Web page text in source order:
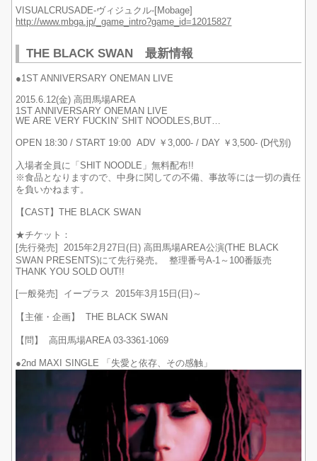
VISUALCRUSADE-ヴィジュクル-[Mobage]
http://www.mbga.jp/_game_intro?game_id=12015827
THE BLACK SWAN 最新情報
●1ST ANNIVERSARY ONEMAN LIVE
2015.6.12(金) 高田馬場AREA
1ST ANNIVERSARY ONEMAN LIVE
WE ARE VERY FUCKIN’ SHIT NOODLES,BUT…
OPEN 18:30 / START 19:00 ADV ￥3,000- / DAY ￥3,500- (D代別)
入場者全員に「SHIT NOODLE」無料配布!!
※食品となりますので、中身に関しての不備、事故等には一切の責任
を負いかねます。
【CAST】THE BLACK SWAN
★チケット：
[先行発売] 2015年2月27日(日) 高田馬場AREA公演(THE BLACK
SWAN PRESENTS)にて先行発売。 整理番号A-1～100番販売
THANK YOU SOLD OUT!!
[一般発売] イープラス 2015年3月15日(日)～
【主催・企画】 THE BLACK SWAN
【問】 高田馬場AREA 03-3361-1069
●2nd MAXI SINGLE 「失愛と依存、その感触」